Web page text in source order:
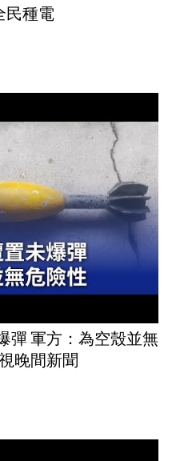
民種電
彈 軍方：為空殼並無
晚間新聞